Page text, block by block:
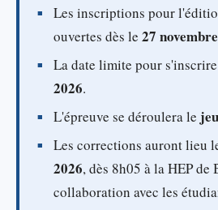
Les inscriptions pour
ouvertes dès le 27
La date limite pour
2026.
L'épreuve se déroulera le
Les corrections auront lieu
2026, dès 8h05 à la HEP de
collaboration avec les